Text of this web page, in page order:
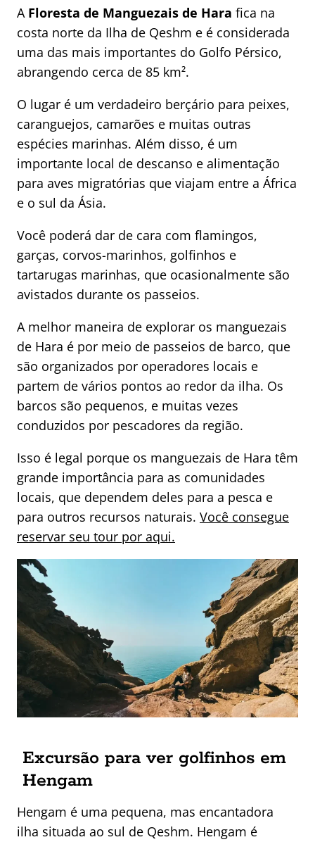
A Floresta de Manguezais de Hara fica na
costa norte da Ilha de Qeshm e é considerada
uma das mais importantes do Golfo Pérsico,
abrangendo cerca de 85 km².
O lugar é um verdadeiro berçário para peixes,
caranguejos, camarões e muitas outras
espécies marinhas. Além disso, é um
importante local de descanso e alimentação
para aves migratórias que viajam entre a África
e o sul da Ásia.
Você poderá dar de cara com flamingos,
garças, corvos-marinhos, golfinhos e
tartarugas marinhas, que ocasionalmente são
avistados durante os passeios.
A melhor maneira de explorar os manguezais
de Hara é por meio de passeios de barco, que
são organizados por operadores locais e
partem de vários pontos ao redor da ilha. Os
barcos são pequenos, e muitas vezes
conduzidos por pescadores da região.
Isso é legal porque os manguezais de Hara têm
grande importância para as comunidades
locais, que dependem deles para a pesca e
para outros recursos naturais. Você consegue
reservar seu tour por aqui.
Excursão para ver golfinhos em
Hengam
Hengam é uma pequena, mas encantadora
ilha situada ao sul de Qeshm. Hengam é